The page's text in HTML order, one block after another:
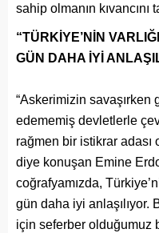
sahip olmanın kıvancını
“TÜRKİYE’NİN
GÜN DAHA İYİ
“Askerimizin savaşırken
edememiş devletlerle
rağmen bir istikrar adası
diye konuşan Emine
coğrafyamızda,
gün daha iyi anlaşılıyor.
için seferber olduğumuz